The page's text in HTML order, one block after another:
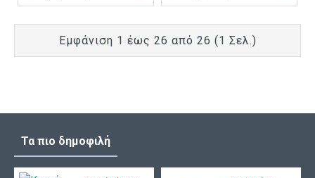
Εμφάνιση 1 έως 26 από 26 (1 Σελ.)
Τα πιο δημοφιλή